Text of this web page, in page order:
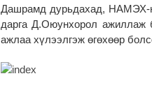
Дашрамд дурьдахад, НАМЭХ-
дарга Д.Оюунхорол ажиллаж
ажлаа хүлээлгэж өгөхөөр